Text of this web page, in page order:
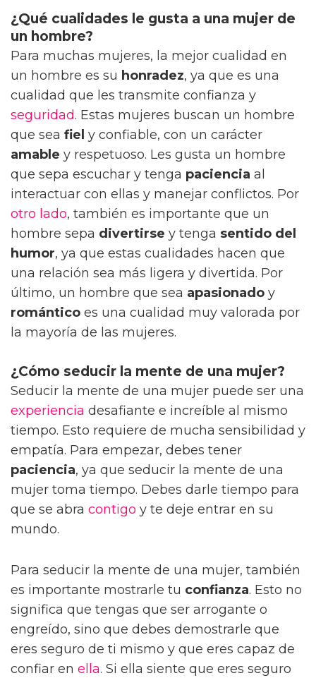
¿Qué cualidades le gusta a una mujer de
un hombre?
Para muchas mujeres, la mejor cualidad en
un hombre es su honradez, ya que es una
cualidad que les transmite confianza y
seguridad. Estas mujeres buscan un hombre
que sea fiel y confiable, con un carácter
amable y respetuoso. Les gusta un hombre
que sepa escuchar y tenga paciencia al
interactuar con ellas y manejar conflictos. Por
otro lado, también es importante que un
hombre sepa divertirse y tenga sentido del
humor, ya que estas cualidades hacen que
una relación sea más ligera y divertida. Por
último, un hombre que sea apasionado y
romántico es una cualidad muy valorada por
la mayoría de las mujeres.
¿Cómo seducir la mente de una mujer?
Seducir la mente de una mujer puede ser una
experiencia desafiante e increíble al mismo
tiempo. Esto requiere de mucha sensibilidad y
empatía. Para empezar, debes tener
paciencia, ya que seducir la mente de una
mujer toma tiempo. Debes darle tiempo para
que se abra contigo y te deje entrar en su
mundo.
Para seducir la mente de una mujer, también
es importante mostrarle tu confianza. Esto no
significa que tengas que ser arrogante o
engreído, sino que debes demostrarle que
eres seguro de ti mismo y que eres capaz de
confiar en ella. Si ella siente que eres seguro